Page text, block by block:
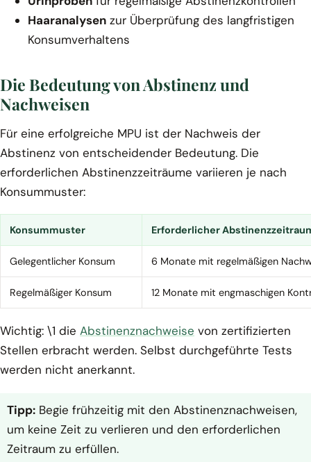
Haaranalysen zur Überprüfung des langfristigen
Konsumverhaltens
Die Bedeutung von Abstinenz und
Nachweisen
Für eine erfolgreiche MPU ist der Nachweis der
Abstinenz von entscheidender Bedeutung. Die
erforderlichen Abstinenzzeiträume variieren je nach
Konsummuster:
Konsummuster Erforderlicher
Gelegentlicher Konsum 6 Monate mit regelmäßigen
Regelmäßiger Konsum 12 Monate mit engmaschigen
Wichtig: \1 die Abstinenznachweise von zertifizierten
Stellen erbracht werden. Selbst durchgeführte Tests
werden nicht anerkannt.
Tipp: Begie frühzeitig mit den Abstinenznachweisen,
um keine Zeit zu verlieren und den erforderlichen
Zeitraum zu erfüllen.